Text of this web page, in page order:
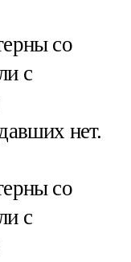
со
с
нет.
со
с